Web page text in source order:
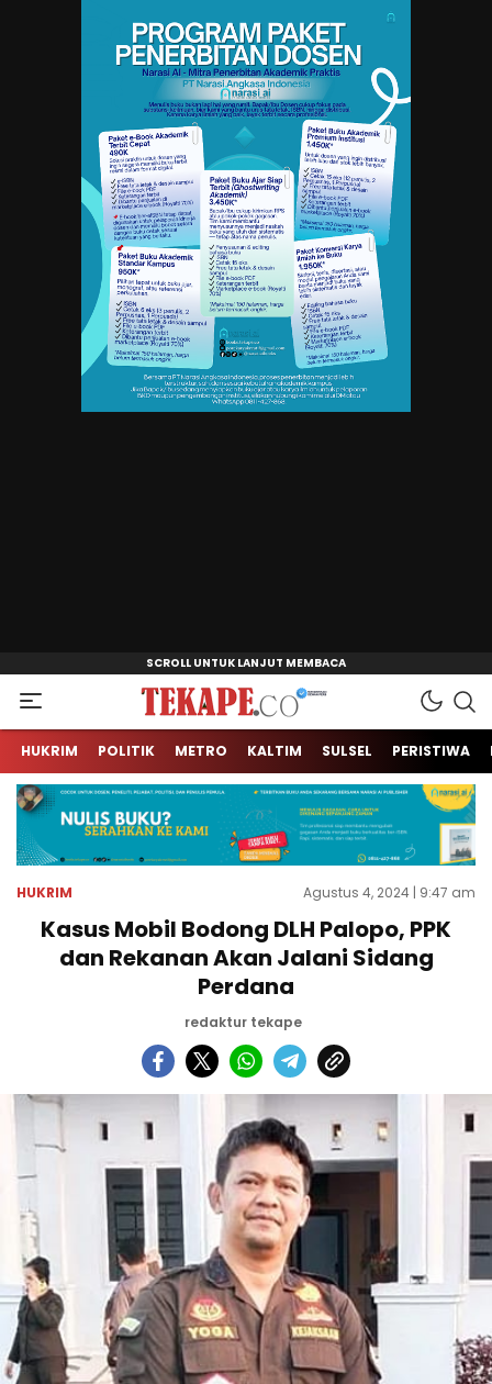
Tekape.co
Jendela Informasi Kita
HUKRIM POLITIK METRO KALTIM SULSEL PERISTIWA
HUKRIM Agustus 4, 2024 | 9:47 am
Kasus Mobil Bodong DLH Palopo, PPK
dan Rekanan Akan Jalani Sidang
Perdana
redaktur tekape